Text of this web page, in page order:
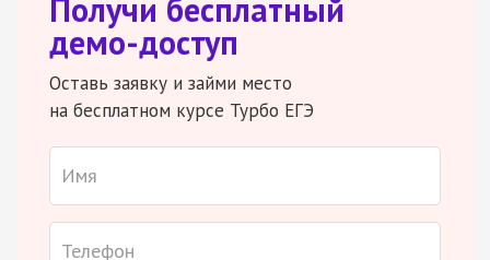
Получи бесплатный
демо-доступ
Оставь заявку и займи место
на бесплатном курсе Турбо ЕГЭ